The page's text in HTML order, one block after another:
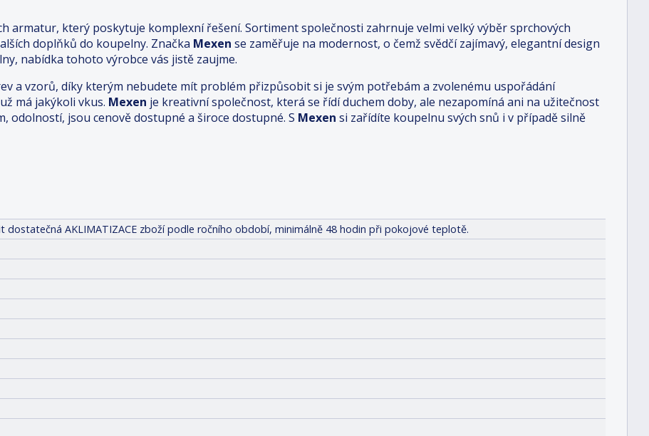
armatur, který poskytuje komplexní řešení. Sortiment společnosti zahrnuje velmi velký výběr sprchových
doplňků do koupelny. Značka Mexen se zaměřuje na modernost, o čemž svědčí zajímavý, elegantní design
nabídka tohoto výrobce vás jistě zaujme.
a vzorů, díky kterým nebudete mít problém přizpůsobit si je svým potřebám a zvolenému uspořádání
má jakýkoli vkus. Mexen je kreativní společnost, která se řídí duchem doby, ale nezapomíná ani na užitečnost
odolností, jsou cenově dostupné a široce dostupné. S Mexen si zařídíte koupelnu svých snů i v případě silně
dostatečná AKLIMATIZACE zboží podle ročního období, minimálně 48 hodin při pokojové teplotě.